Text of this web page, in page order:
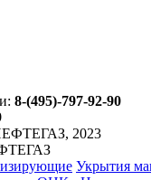
8-(495)-797-92-90
2023
Укрытия